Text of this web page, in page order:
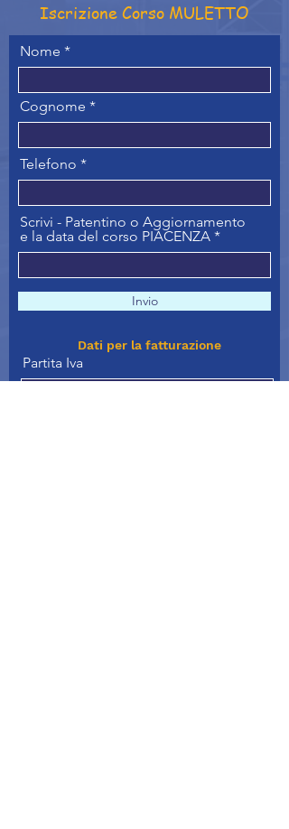
Iscrizione Corso MULETTO
Nome
Cognome
Telefono
Scrivi - Patentino o Aggiornamento
e la data del corso PIACENZA
Invio
Dati per la fatturazione
Partita Iva